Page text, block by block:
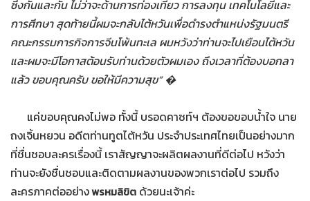
ซึ่งกันและกัน ไม่ว่าจะด้านการท่องเที่ยว การลงทุน เทคโนโลยีและ
การศึกษา สุดท้ายนี้ผมจะกลับไต้หวันเพื่อดำรงตำแหน่งรัฐมนตรี
คณะกรรมการกิจการจีนโพ้นทะเล ผมหวังว่าท่านจะไปเยือนไต้หวัน
และผมจะมีโอกาสต้อนรับท่านด้วยตัวผมเอง ถึงเวลาที่ต้องบอกลา
แล้ว ขอบคุณครับ ขอให้มีความสุข” �
แค่ขอบคุณคงไม่พอ ทั้งนี้ บรอดคาซท์ฯ ต้องขอขอบน้ำใจ นาย
ถงเจิ้นหยวน อดีตท่านทูตไต้หวัน ประจำประเทศไทยเป็นอย่างมาก
ที่ชื่นชอบละครเรื่องนี้ เราสัญญาจะผลิตผลงานที่ดีต่อไป หวังว่า
ท่านจะยังชื่นชอบและติดตามผลงานของพวกเราต่อไป รวมถึง
ละครภาคต่ออย่างพรหมลิขิต ด้วยนะเจ้าค่ะ